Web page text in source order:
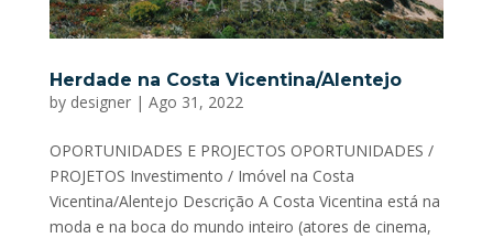
Herdade na Costa Vicentina/Alentejo
by designer| Ago 31, 2022
OPORTUNIDADES E PROJECTOS OPORTUNIDADES /
PROJETOS Investimento / Imóvel na Costa
Vicentina/Alentejo Descrição A Costa Vicentina está na
moda e na boca do mundo inteiro (atores de cinema,